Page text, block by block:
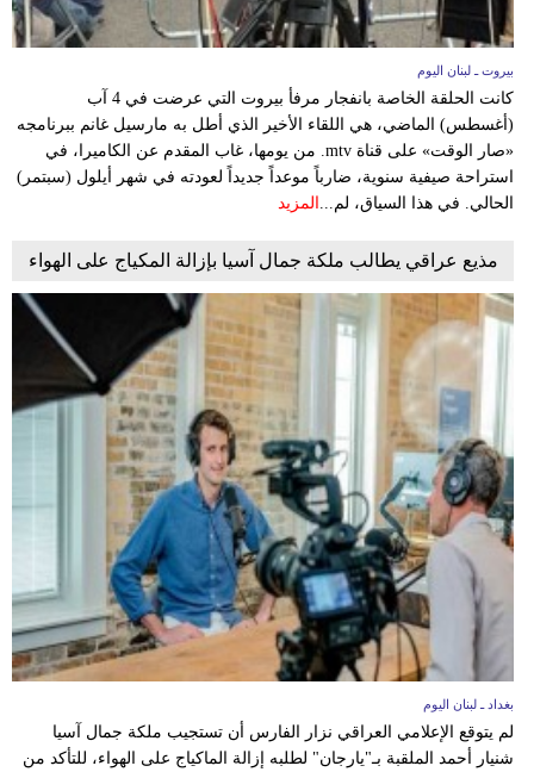
بيروت ـ لبنان اليوم
كانت الحلقة الخاصة بانفجار مرفأ بيروت التي عرضت في 4 آب
(أغسطس) الماضي، هي اللقاء الأخير الذي أطل به مارسيل غانم ببرنامجه
«صار الوقت» على قناة mtv. من يومها، غاب المقدم عن الكاميرا، في
استراحة صيفية سنوية، ضارباً موعداً جديداً لعودته في شهر أيلول (سبتمر)
الحالي. في هذا السياق، لم...
المزيد
مذيع عراقي يطالب ملكة جمال آسيا بإزالة المكياج على الهواء
بغداد ـ لبنان اليوم
لم يتوقع الإعلامي العراقي نزار الفارس أن تستجيب ملكة جمال آسيا
شنيار أحمد الملقبة بـ"يارجان" لطلبه إزالة الماكياج على الهواء، للتأكد من